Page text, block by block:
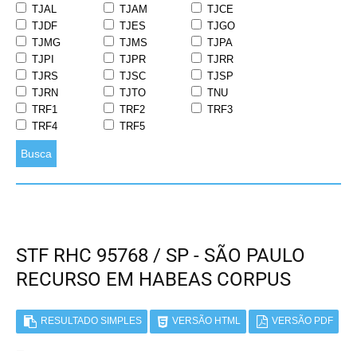
TJAL
TJAM
TJCE
TJDF
TJES
TJGO
TJMG
TJMS
TJPA
TJPI
TJPR
TJRR
TJRS
TJSC
TJSP
TJRN
TJTO
TNU
TRF1
TRF2
TRF3
TRF4
TRF5
Busca
STF RHC 95768 / SP - SÃO PAULO
RECURSO EM HABEAS CORPUS
RESULTADO SIMPLES VERSÃO HTML VERSÃO PDF